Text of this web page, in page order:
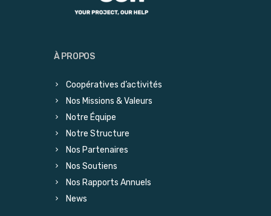
À PROPOS
Coopératives d’activités
Nos Missions & Valeurs
Notre Équipe
Notre Structure
Nos Partenaires
Nos Soutiens
Nos Rapports Annuels
News